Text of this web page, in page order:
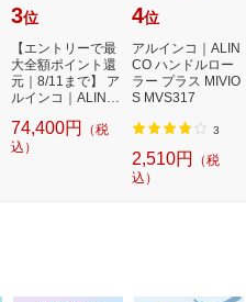
3位
【エントリーで最
大全額ポイント還
元｜8/11まで】 ア
ルインコ｜ALINC
イ...
74,400円
（税
込）
4位
アルインコ｜ALIN
CO ハンドルロー
ラー プラス MIVIO
S MVS317
3
2,510円
（税
込）